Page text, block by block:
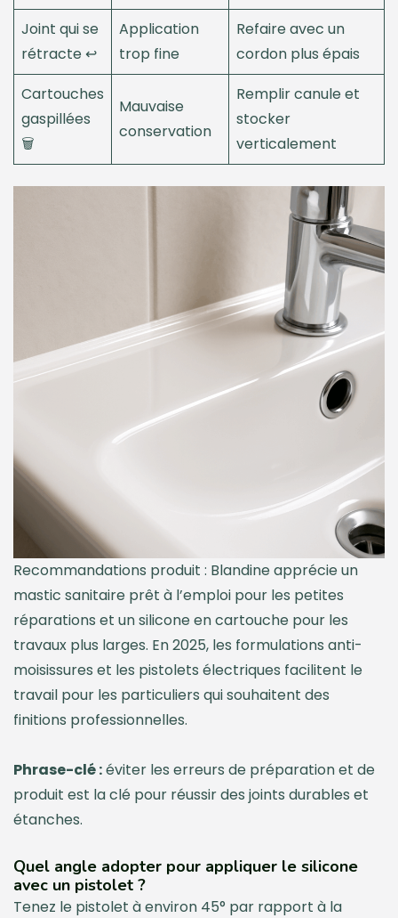
Joint qui se
rétracte ↩️
Application
trop fine
Refaire avec un
cordon plus épais
Cartouches
gaspillées
🗑️
Mauvaise
conservation
Remplir canule et
stocker
verticalement
Recommandations produit : Blandine apprécie un
mastic sanitaire prêt à l’emploi pour les petites
réparations et un silicone en cartouche pour les
travaux plus larges. En 2025, les formulations anti-
moisissures et les pistolets électriques facilitent le
travail pour les particuliers qui souhaitent des
finitions professionnelles.
Phrase-clé :éviter les erreurs de préparation et de
produit est la clé pour réussir des joints durables et
étanches.
Quel angle adopter pour appliquer le silicone
avec un pistolet ?
Tenez le pistolet à environ 45° par rapport à la